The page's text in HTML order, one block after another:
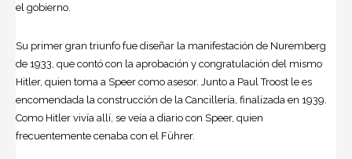
el gobierno.
Su primer gran triunfo fue diseñar la manifestación de Nuremberg
de 1933, que contó con la aprobación y congratulación del mismo
Hitler, quien toma a Speer como asesor. Junto a Paul Troost le es
encomendada la construcción de la Cancillería, finalizada en 1939.
Como Hitler vivía allí, se veía a diario con Speer, quien
frecuentemente cenaba con el Führer.